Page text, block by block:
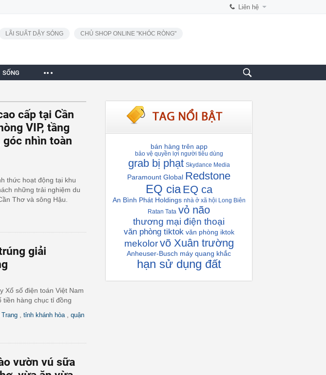
Liên hệ
LÃI SUẤT DẬY SÓNG CHỦ SHOP ONLINE "KHÓC RÒNG"
SỐNG
cấp tại Cần
VIP, tầng
nhìn toàn
thức hoạt động tại khu
những trải nghiệm du
Thơ và sông Hậu.
giải
Xổ số điện toán Việt Nam
tiền hàng chục tỉ đồng
tỉnh khánh hòa
quận
vườn vú sữa
bán hàng trên app
bảo vệ quyền lợi người tiêu dùng
grab bị phạt Skydance Media
Paramount Global Redstone
EQ cia EQ ca
An Bình Phát Holdings nhà ở xã hội Long Biên
Ratan Tata vỏ não
thương mại điện thoại
văn phòng tiktok văn phòng iktok
mekolor võ Xuân trường
Anheuser-Busch máy quang khắc
hạn sử dụng đất